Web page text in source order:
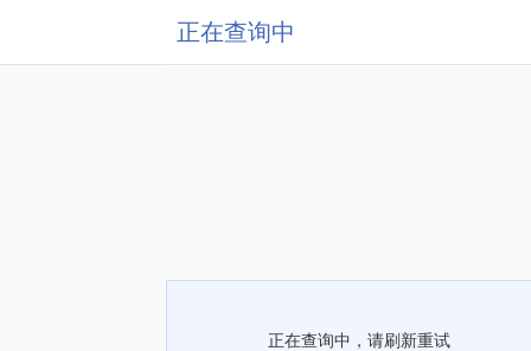
正在查询中
正在查询中，请刷新重试